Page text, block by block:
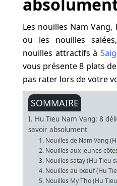
Les nouilles Nam
ou les nouilles
nouilles attractifs à
vous présente 8 plats
pas rater lors de votre
SOMMAIRE
I. Hu Tieu Nam Vang: 8
savoir absolument
1. Nouilles de Nam Vang
2. Nouilles aux jeunes
3. Nouilles satay (Hu Tieu
4. Nouilles au bœuf (Hu
5. Nouilles My Tho (Hu